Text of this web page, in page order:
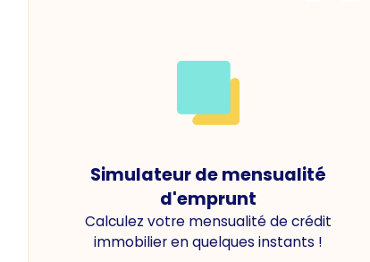
Simulateur de mensualité
d'emprunt
Calculez votre mensualité de crédit
immobilier en quelques instants !